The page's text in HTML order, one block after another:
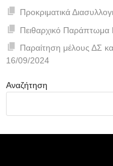
Προκριματικά
Πειθαρχικό Παράπτωμα
Παραίτηση μέλους ΔΣ
16/09/2024
Αναζήτηση